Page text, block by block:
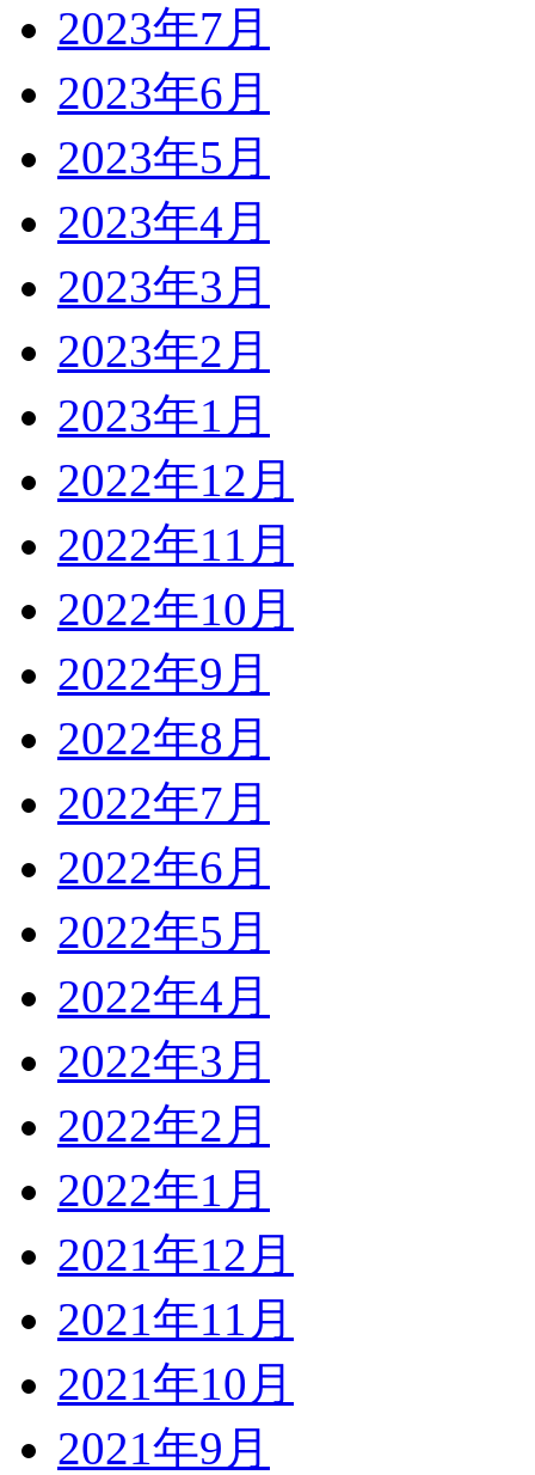
2023年7月
2023年6月
2023年5月
2023年4月
2023年3月
2023年2月
2023年1月
2022年12月
2022年11月
2022年10月
2022年9月
2022年8月
2022年7月
2022年6月
2022年5月
2022年4月
2022年3月
2022年2月
2022年1月
2021年12月
2021年11月
2021年10月
2021年9月